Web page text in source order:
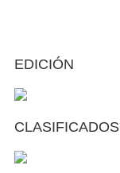
EDICIÓN
CLASIFICADOS